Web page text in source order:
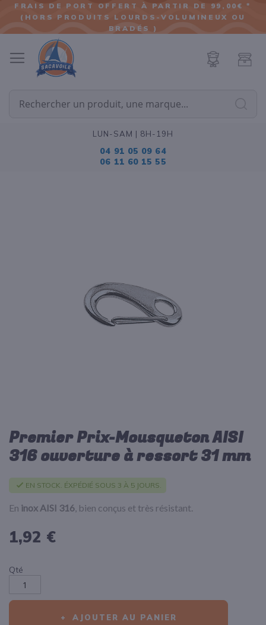
ALLER
AU
FRAIS DE PORT OFFERT À PARTIR DE 99,00€ *
(HORS PRODUITS LOURDS-VOLUMINEUX OU
BRADÉS )
LUN-SAM | 8H-19H
04 91 05 09 64
06 11 60 15 55
Passer
au
début
la
Galerie
d’images
Premier Prix-Mousqueton AISI
316 ouverture à ressort 31 mm
EN STOCK. ÉXPÉDIÉ SOUS 3 À 5 JOURS.
En inox AISI 316, bien conçus et très résistant.
1,92 €
Qté
AJOUTER AU PANIER